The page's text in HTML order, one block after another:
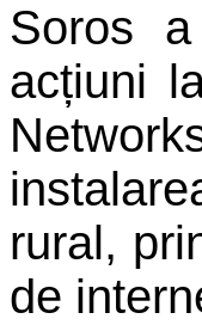
Soros
acțiuni
rural,
de